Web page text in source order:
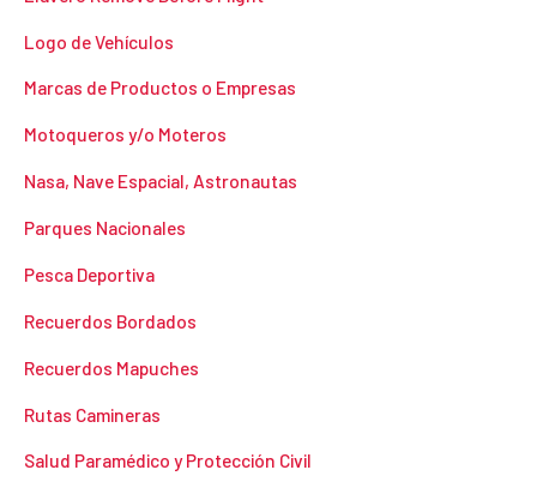
Logo de Vehículos
Marcas de Productos o Empresas
Motoqueros y/o Moteros
Nasa, Nave Espacial, Astronautas
Parques Nacionales
Pesca Deportiva
Recuerdos Bordados
Recuerdos Mapuches
Rutas Camineras
Salud Paramédico y Protección Civil